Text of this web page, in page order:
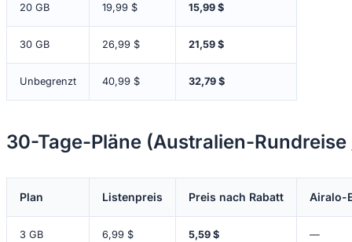
20 GB 19,99 $ 15,99 $
30 GB 26,99 $ 21,59 $
Unbegrenzt 40,99 $ 32,79 $
30-Tage-Pläne (Australien-
Plan Listenpreis Preis nach Rabatt Airalo-
3 GB 6,99 $ 5,59 $ —